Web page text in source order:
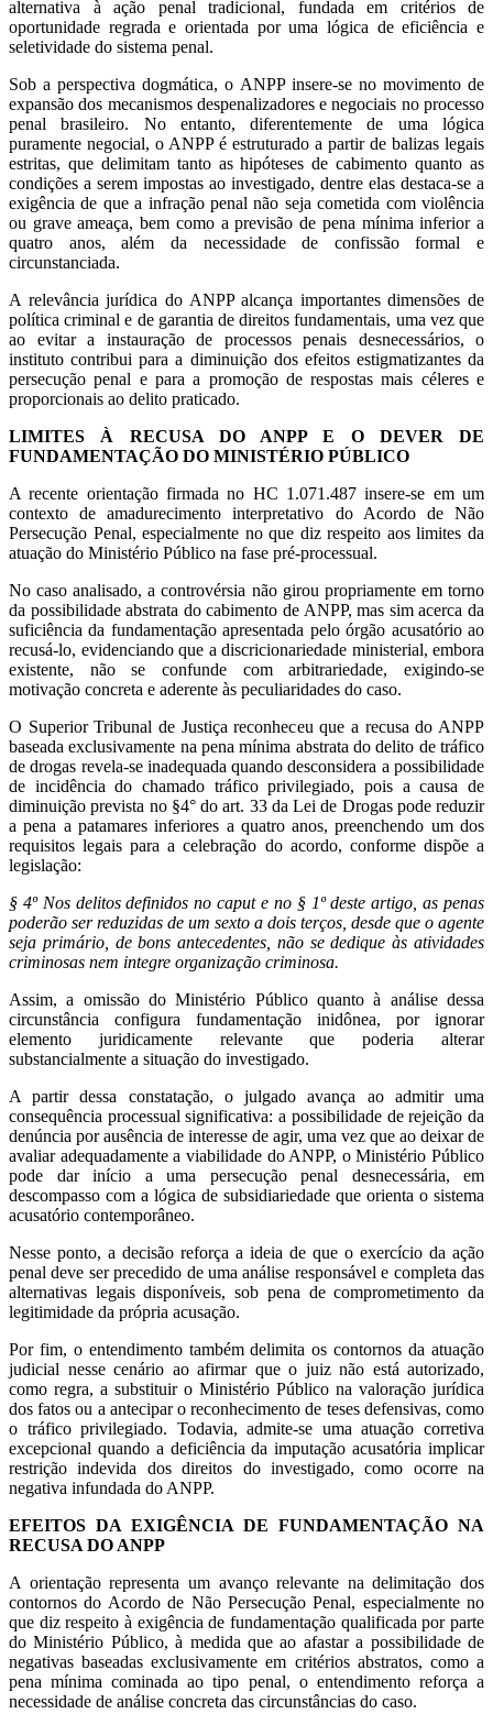
alternativa à ação penal tradicional, fundada em critérios de
oportunidade regrada e orientada por uma lógica de eficiência e
seletividade do sistema penal.
Sob a perspectiva dogmática, o ANPP insere-se no movimento de
expansão dos mecanismos despenalizadores e negociais no processo
penal brasileiro. No entanto, diferentemente de uma lógica
puramente negocial, o ANPP é estruturado a partir de balizas legais
estritas, que delimitam tanto as hipóteses de cabimento quanto as
condições a serem impostas ao investigado, dentre elas destaca-se a
exigência de que a infração penal não seja cometida com violência
ou grave ameaça, bem como a previsão de pena mínima inferior a
quatro anos, além da necessidade de confissão formal e
circunstanciada.
A relevância jurídica do ANPP alcança importantes dimensões de
política criminal e de garantia de direitos fundamentais, uma vez que
ao evitar a instauração de processos penais desnecessários, o
instituto contribui para a diminuição dos efeitos estigmatizantes da
persecução penal e para a promoção de respostas mais céleres e
proporcionais ao delito praticado.
LIMITES À RECUSA DO ANPP E O DEVER DE
FUNDAMENTAÇÃO DO MINISTÉRIO PÚBLICO
A recente orientação firmada no HC 1.071.487 insere-se em um
contexto de amadurecimento interpretativo do Acordo de Não
Persecução Penal, especialmente no que diz respeito aos limites da
atuação do Ministério Público na fase pré-processual.
No caso analisado, a controvérsia não girou propriamente em torno
da possibilidade abstrata do cabimento de ANPP, mas sim acerca da
suficiência da fundamentação apresentada pelo órgão acusatório ao
recusá-lo, evidenciando que a discricionariedade ministerial, embora
existente, não se confunde com arbitrariedade, exigindo-se
motivação concreta e aderente às peculiaridades do caso.
O Superior Tribunal de Justiça reconheceu que a recusa do ANPP
baseada exclusivamente na pena mínima abstrata do delito de tráfico
de drogas revela-se inadequada quando desconsidera a possibilidade
de incidência do chamado tráfico privilegiado, pois a causa de
diminuição prevista no §4° do art. 33 da Lei de Drogas pode reduzir
a pena a patamares inferiores a quatro anos, preenchendo um dos
requisitos legais para a celebração do acordo, conforme dispõe a
legislação:
§ 4º Nos delitos definidos no caput e no § 1º deste artigo, as penas
poderão ser reduzidas de um sexto a dois terços, desde que o agente
seja primário, de bons antecedentes, não se dedique às atividades
criminosas nem integre organização criminosa.
Assim, a omissão do Ministério Público quanto à análise dessa
circunstância configura fundamentação inidônea, por ignorar
elemento juridicamente relevante que poderia alterar
substancialmente a situação do investigado.
A partir dessa constatação, o julgado avança ao admitir uma
consequência processual significativa: a possibilidade de rejeição da
denúncia por ausência de interesse de agir, uma vez que ao deixar de
avaliar adequadamente a viabilidade do ANPP, o Ministério Público
pode dar início a uma persecução penal desnecessária, em
descompasso com a lógica de subsidiariedade que orienta o sistema
acusatório contemporâneo.
Nesse ponto, a decisão reforça a ideia de que o exercício da ação
penal deve ser precedido de uma análise responsável e completa das
alternativas legais disponíveis, sob pena de comprometimento da
legitimidade da própria acusação.
Por fim, o entendimento também delimita os contornos da atuação
judicial nesse cenário ao afirmar que o juiz não está autorizado,
como regra, a substituir o Ministério Público na valoração jurídica
dos fatos ou a antecipar o reconhecimento de teses defensivas, como
o tráfico privilegiado. Todavia, admite-se uma atuação corretiva
excepcional quando a deficiência da imputação acusatória implicar
restrição indevida dos direitos do investigado, como ocorre na
negativa infundada do ANPP.
EFEITOS DA EXIGÊNCIA DE FUNDAMENTAÇÃO NA
RECUSA DO ANPP
A orientação representa um avanço relevante na delimitação dos
contornos do Acordo de Não Persecução Penal, especialmente no
que diz respeito à exigência de fundamentação qualificada por parte
do Ministério Público, à medida que ao afastar a possibilidade de
negativas baseadas exclusivamente em critérios abstratos, como a
pena mínima cominada ao tipo penal, o entendimento reforça a
necessidade de análise concreta das circunstâncias do caso.